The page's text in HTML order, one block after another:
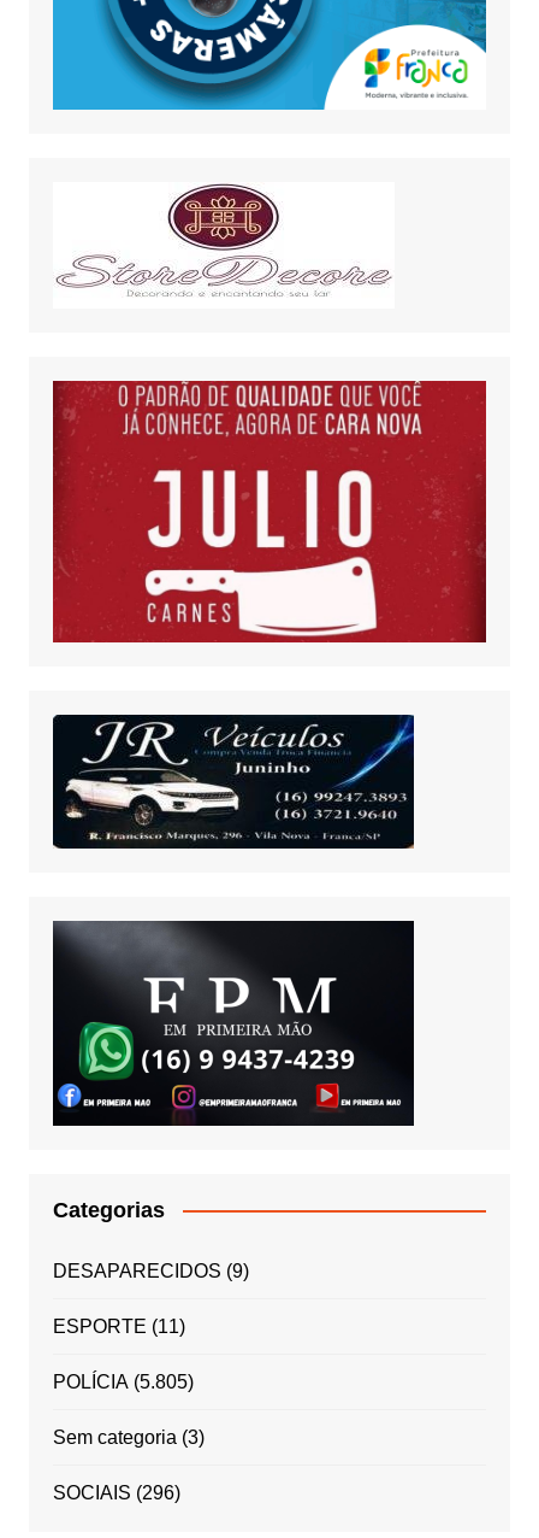
Categorias
DESAPARECIDOS (9)
ESPORTE (11)
POLÍCIA(5.805)
Sem categoria (3)
SOCIAIS (296)